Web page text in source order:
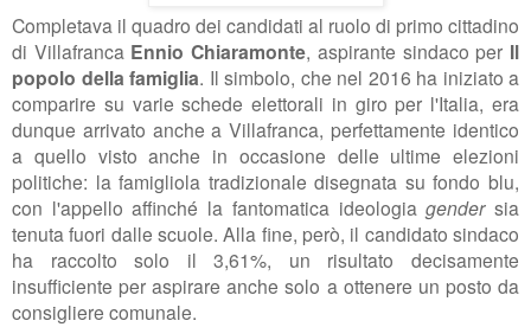
Completava il quadro dei candidati al ruolo di primo cittadino
di Villafranca Ennio Chiaramonte, aspirante sindaco per Il
popolo della famiglia. Il simbolo, che nel 2016 ha iniziato a
comparire su varie schede elettorali in giro per l'Italia, era
dunque arrivato anche a Villafranca, perfettamente identico
a quello visto anche in occasione delle ultime elezioni
politiche: la famigliola tradizionale disegnata su fondo blu,
con l'appello affinché la fantomatica ideologiagendersia
tenuta fuori dalle scuole. Alla fine, però, il candidato sindaco
ha raccolto solo il 3,61%, un risultato decisamente
insufficiente per aspirare anche solo a ottenere un posto da
consigliere comunale.